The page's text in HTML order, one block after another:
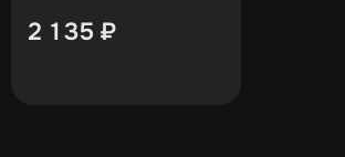
2 135 ₽